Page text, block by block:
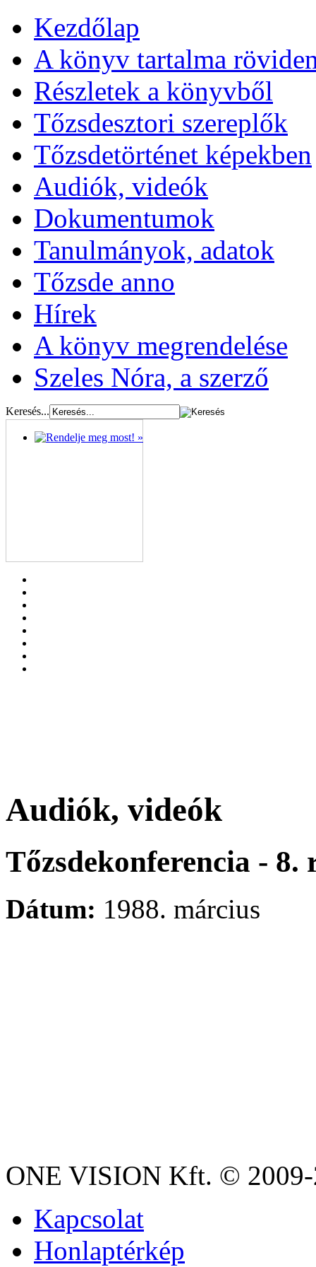
Kezdőlap
A könyv tartalma
Részletek a könyvből
Tőzsdesztori szereplők
Tőzsdetörténet képekben
Audiók, videók
Dokumentumok
Tanulmányok, adatok
Tőzsde anno
Hírek
A könyv megrendelése
Szeles Nóra, a szerző
Keresés...
Audiók, videók
Tőzsdekonferencia - 8.
Dátum: 1988. március
ONE VISION Kft. ©
Kapcsolat
Honlaptérkép